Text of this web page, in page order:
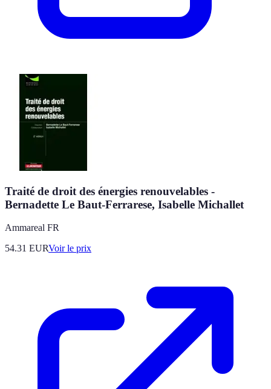
Traité de droit des énergies renouvelables -
Bernadette Le Baut-Ferrarese, Isabelle Michallet
Ammareal FR
54.31 EURVoir le prix